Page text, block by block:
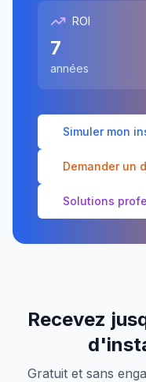
ROI
7
années
Simuler mon
Demander un
Solutions
Recevez
Gratuit et sans